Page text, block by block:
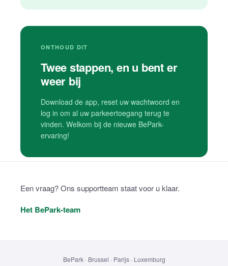
ONTHOUD DIT
Twee stappen, en u bent er
weer bij
Download de app, reset uw wachtwoord en
log in om al uw parkeertoegang terug te
vinden. Welkom bij de nieuwe BePark-
ervaring!
Een vraag? Ons supportteam staat voor u klaar.
Het BePark-team
BePark · Brussel · Parijs · Luxemburg